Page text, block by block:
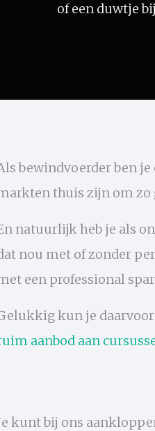
of een duwtje
bewindvoerder ben
thuis zijn om zo
natuurlijk heb je als
nou met of zonder
een professional
kun je
aanbod aan
kunt bij ons